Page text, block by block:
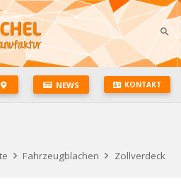
search
NEWS KONTAKT
Fahrzeugblachen Zollverdeck